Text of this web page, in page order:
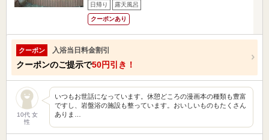
日帰り 露天風呂
クーポンあり
クーポン 入浴当日料金割引
クーポンのご提示で50円引き！
10代 女
性
いつもお世話になっています。休憩どころの漫画本の種類も豊富
ですし、岩盤浴の施設も整っています。おいしいものもたくさん
ありま…